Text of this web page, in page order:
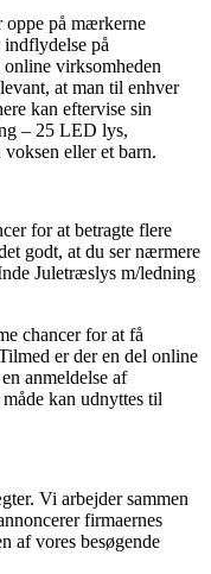
på mærkerne
på
virksomheden
at man til enhver
kan eftervise sin
– 25 LED lys,
eller et barn.
for at betragte flere
godt, at du ser nærmere
Juletræslys m/ledning
chancer for at få
er der en del online
anmeldelse af
kan udnyttes til
Vi arbejder sammen
firmaernes
af vores besøgende